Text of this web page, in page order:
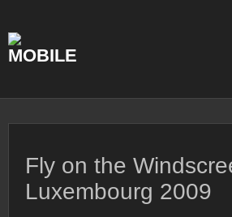
content
Fly on the
Luxembourg 2009